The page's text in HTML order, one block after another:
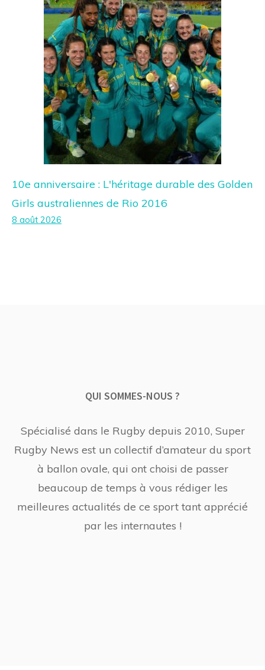
10e anniversaire : L'héritage durable des Golden
Girls australiennes de Rio 2016
8 août 2026
QUI SOMMES-NOUS ?
Spécialisé dans le Rugby depuis 2010, Super
Rugby News est un collectif d’amateur du sport
à ballon ovale, qui ont choisi de passer
beaucoup de temps à vous rédiger les
meilleures actualités de ce sport tant apprécié
par les internautes !